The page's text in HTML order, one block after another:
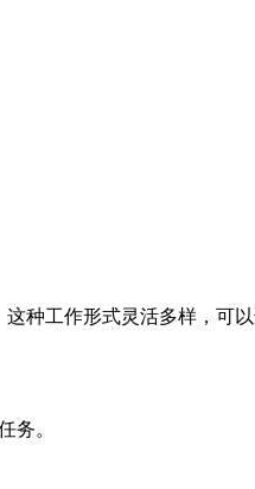
种工作形式灵活多样，可以
务。